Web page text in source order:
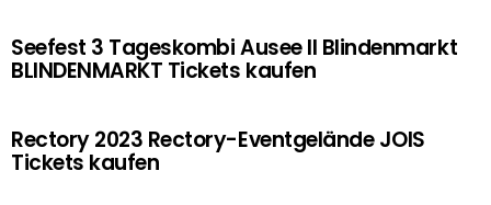
Seefest 3 Tageskombi Ausee II Blindenmarkt
BLINDENMARKT Tickets kaufen
Rectory 2023 Rectory-Eventgelände JOIS
Tickets kaufen